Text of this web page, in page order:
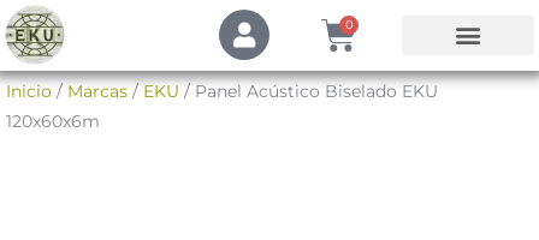
al
contenido
U
s
e
r
0
Cart
Inicio / Marcas / EKU / Panel Acústico Biselado EKU
120x60x6m